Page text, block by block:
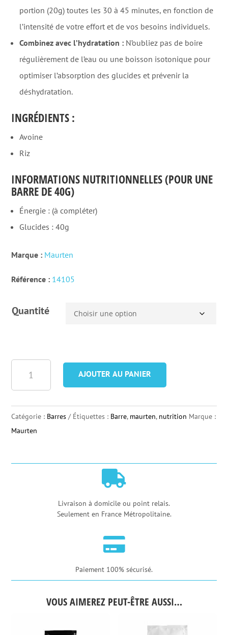
portion (20g) toutes les 30 à 45 minutes, en fonction de
l’intensité de votre effort et de vos besoins individuels.
Combinez avec l’hydratation : N’oubliez pas de boire
régulièrement de l’eau ou une boisson isotonique pour
optimiser l’absorption des glucides et prévenir la
déshydratation.
INGRÉDIENTS :
Avoine
Riz
INFORMATIONS NUTRITIONNELLES (POUR UNE
BARRE DE 40G)
Énergie : (à compléter)
Glucides : 40g
Marque : Maurten
Référence : 14105
Quantité
Maurten
Solid
AJOUTER AU PANIER
Catégorie : Barres Étiquettes : Barre, maurten, nutrition Marque :
Maurten

Livraison à domicile ou point relais.
Seulement en France Métropolitaine.

Paiement 100% sécurisé.
VOUS AIMEREZ PEUT-ÊTRE AUSSI…